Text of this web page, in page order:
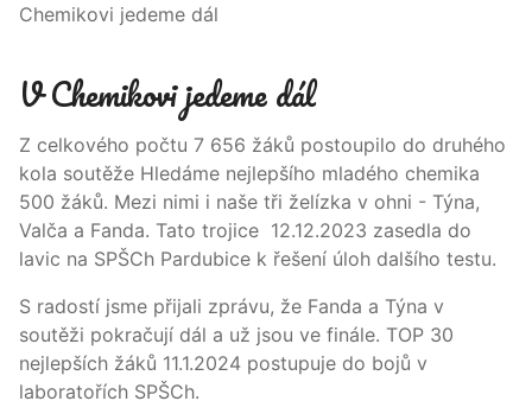
Chemikovi jedeme dál
V Chemikovi jedeme dál
Z celkového počtu 7 656 žáků postoupilo do druhého
kola soutěže Hledáme nejlepšího mladého chemika
500 žáků. Mezi nimi i naše tři želízka v ohni - Týna,
Valča a Fanda. Tato trojice 12.12.2023 zasedla do
lavic na SPŠCh Pardubice k řešení úloh dalšího testu.
S radostí jsme přijali zprávu, že Fanda a Týna v
soutěži pokračují dál a už jsou ve finále. TOP 30
nejlepších žáků 11.1.2024 postupuje do bojů v
laboratořích SPŠCh.